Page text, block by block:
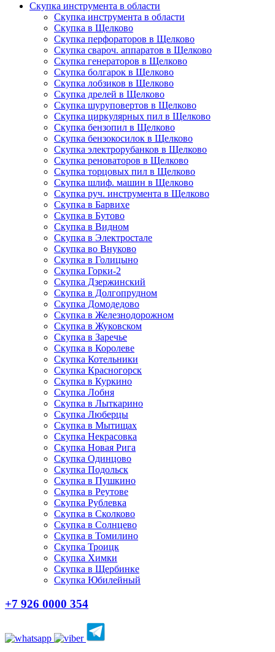
Скупка инструмента в области
Скупка инструмента в области
Скупка в Щелково
Скупка перфораторов в Щелково
Скупка свароч. аппаратов в Щелково
Скупка генераторов в Щелково
Скупка болгарок в Щелково
Скупка лобзиков в Щелково
Скупка дрелей в Щелково
Скупка шуруповертов в Щелково
Скупка циркулярных пил в Щелково
Скупка бензопил в Щелково
Скупка бензокосилок в Щелково
Скупка электрорубанков в Щелково
Скупка реноваторов в Щелково
Скупка торцовых пил в Щелково
Скупка шлиф. машин в Щелково
Скупка руч. инструмента в Щелково
Скупка в Барвихе
Скупка в Бутово
Скупка в Видном
Скупка в Электростале
Скупка во Внуково
Скупка в Голицыно
Скупка Горки-2
Скупка Дзержинский
Скупка в Долгопрудном
Скупка Домодедово
Скупка в Железнодорожном
Скупка в Жуковском
Скупка в Заречье
Скупка в Королеве
Скупка Котельники
Скупка Красногорск
Скупка в Куркино
Скупка Лобня
Скупка в Лыткарино
Скупка Люберцы
Скупка в Мытищах
Скупка Некрасовка
Скупка Новая Рига
Скупка Одинцово
Скупка Подольск
Скупка в Пушкино
Скупка в Реутове
Скупка Рублевка
Скупка в Сколково
Скупка в Солнцево
Скупка в Томилино
Скупка Троицк
Скупка Химки
Скупка в Щербинке
Скупка Юбилейный
+7 926 0000 354